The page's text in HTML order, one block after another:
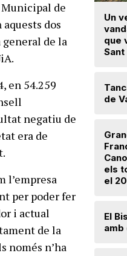
Municipal de
dos
de la
en 54.259
negatiu de
era de
l’empresa
per poder fer
i actual
de la
només n’ha
Un
que
Sant
de
els
el
El